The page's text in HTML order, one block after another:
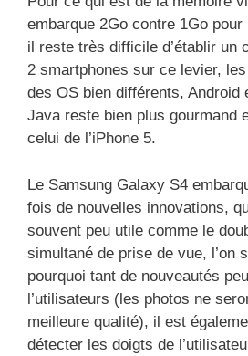
embarque 2Go contre 1Go pour
il reste très difficile d’établir un
2 smartphones sur ce levier,
des OS bien différents, Android
Java reste bien plus gourmand
celui de l’iPhone 5.
Le Samsung Galaxy S4
fois de nouvelles innovations,
souvent peu utile comme le
simultané de prise de vue, l’on
pourquoi tant de nouveautés
l’utilisateurs (les photos ne
meilleure qualité), il est
détecter les doigts de